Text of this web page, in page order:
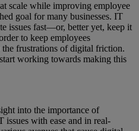
scale while improving employee
goal for many businesses. IT
issues fast—or, better yet, keep it
to keep employees
frustrations of digital friction.
working towards making this
into the importance of
with ease and in real-